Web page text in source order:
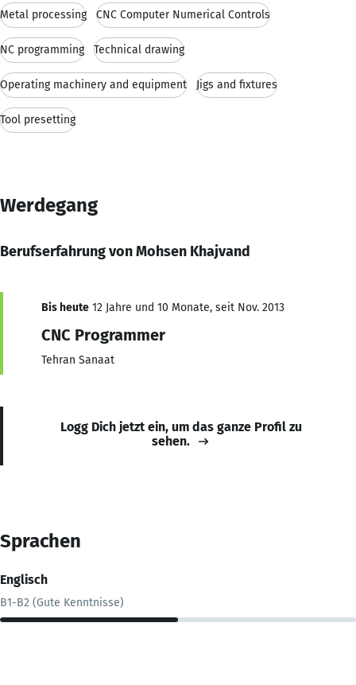
Metal processing CNC Computer Numerical Controls
NC programming Technical drawing
Operating machinery and equipment Jigs and fixtures
Tool presetting
Werdegang
Berufserfahrung von Mohsen Khajvand
Bis heute 12 Jahre und 10 Monate, seit Nov. 2013
CNC Programmer
Tehran Sanaat
Logg Dich jetzt ein, um das ganze Profil zu
sehen.
Sprachen
Englisch
B1-B2 (Gute Kenntnisse)